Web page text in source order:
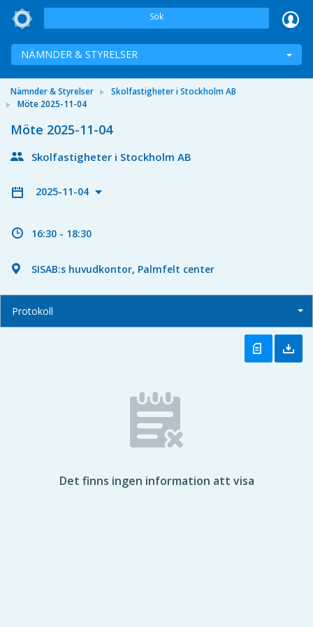
Sök
NÄMNDER & STYRELSER
Nämnder & Styrelser
Skolfastigheter i Stockholm AB
Möte 2025-11-04
Möte 2025-11-04
Skolfastigheter i Stockholm AB
2025-11-04
16:30 - 18:30
SISAB:s huvudkontor, Palmfelt center
Protokoll
Det finns ingen information att visa